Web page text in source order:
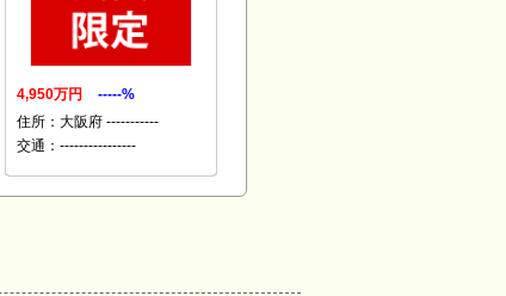
4,950万円
-----%
住所：大阪府 -----------
交通：----------------